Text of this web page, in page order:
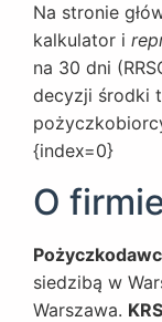
Na stronie
kalkulator i
na 30 dni
decyzji środki
{index=0}
O
siedzibą w
Warszawa.